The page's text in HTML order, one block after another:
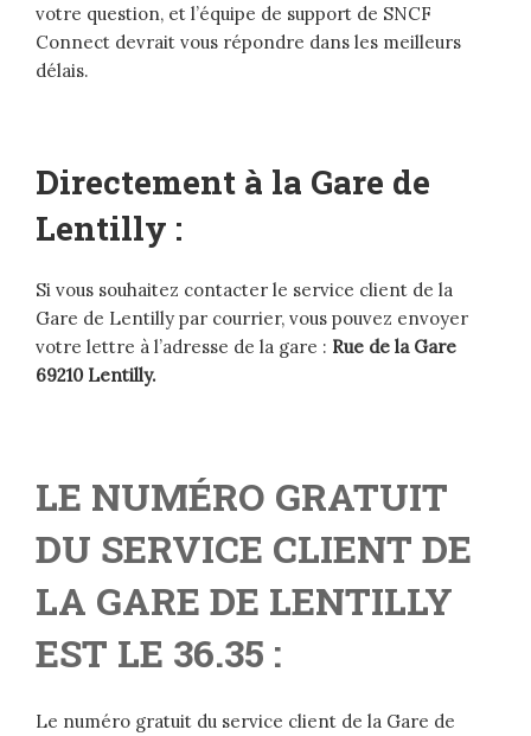
votre question, et l’équipe de support de SNCF
Connect devrait vous répondre dans les meilleurs
délais.
Directement à la Gare de
Lentilly :
Si vous souhaitez contacter le service client de la
Gare de Lentilly par courrier, vous pouvez envoyer
votre lettre à l’adresse de la gare : Rue de la Gare
69210 Lentilly.
LE NUMÉRO GRATUIT
DU SERVICE CLIENT DE
LA GARE DE LENTILLY
EST LE 36.35 :
Le numéro gratuit du service client de la Gare de